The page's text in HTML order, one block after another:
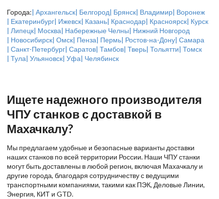
Города:| Архангельск| Белгород| Брянск| Владимир| Воронеж
| Екатеринбург| Ижевск| Казань| Краснодар| Красноярск| Курск
| Липецк| Москва| Набережные Челны| Нижний Новгород
| Новосибирск| Омск| Пенза| Пермь| Ростов-на-Дону| Самара
| Санкт-Петербург| Саратов| Тамбов| Тверь| Тольятти| Томск
| Тула| Ульяновск| Уфа| Челябинск
Ищете надежного производителя
ЧПУ станков с доставкой в
Махачкалу?
Мы предлагаем удобные и безопасные варианты доставки
наших станков по всей территории России. Наши ЧПУ станки
могут быть доставлены в любой регион, включая Махачкалу и
другие города, благодаря сотрудничеству с ведущими
транспортными компаниями, такими как ПЭК, Деловые Линии,
Энергия, КИТ и GTD.